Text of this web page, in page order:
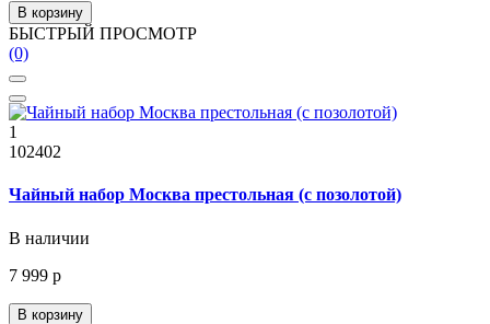
В корзину
БЫСТРЫЙ ПРОСМОТР
(0)
1
102402
Чайный набор Москва престольная (с позолотой)
В наличии
7 999 р
В корзину